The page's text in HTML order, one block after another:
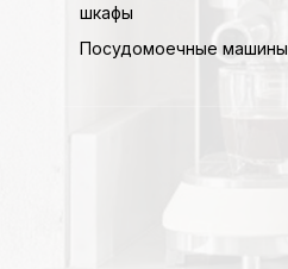
шкафы
Посудомоечные машины